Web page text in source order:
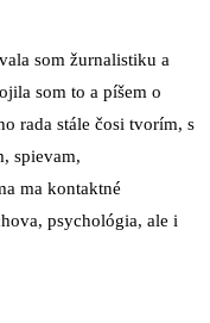
som žurnalistiku a
som to a píšem o
rada stále čosi tvorím, s
spievam,
ma kontaktné
psychológia, ale i